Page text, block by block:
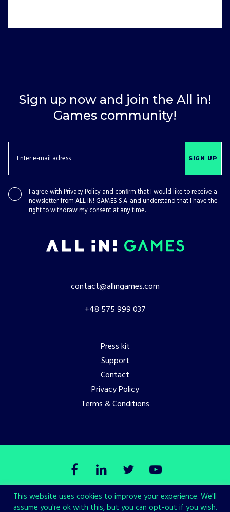
Sign up now and join the All in!
Games community!
SIGN UP
I agree with Privacy Policy and confirm that I would like to receive a
newsletter from ALL IN! GAMES S.A. and understand that I have the
right to withdraw my consent at any time.
contact@allingames.com
+48 575 999 037
Press kit
Support
Contact
Privacy Policy
Terms & Conditions
© Copyright All in! Games 2026. All Rights Reserved.
This website uses cookies to improve your experience. We'll
assume you're ok with this, but you can opt-out if you wish.